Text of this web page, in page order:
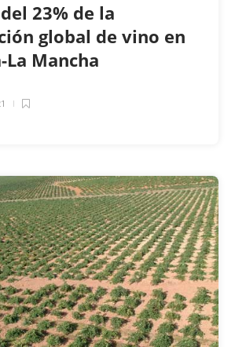
23% de la
global de vino en
Mancha